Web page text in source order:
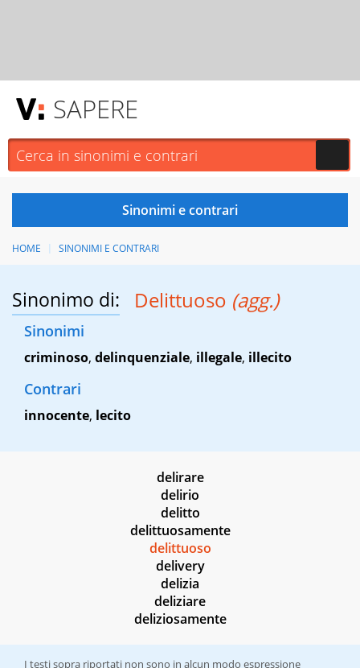
SAPERE
HOME SINONIMI E CONTRARI
Sinonimo di: Delittuoso (agg.)
Sinonimi
criminoso, delinquenziale, illegale, illecito
Contrari
innocente, lecito
delirare
delirio
delitto
delittuosamente
delittuoso
delivery
delizia
deliziare
deliziosamente
I testi sopra riportati non sono in alcun modo espressione